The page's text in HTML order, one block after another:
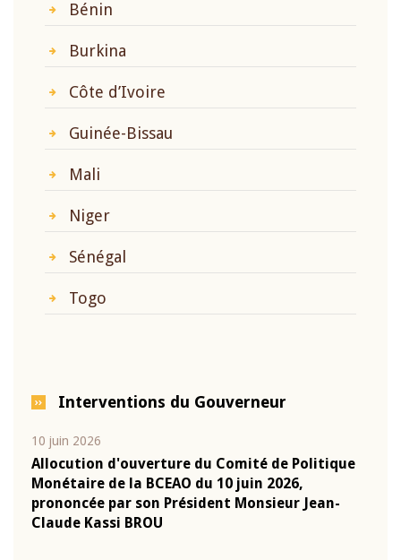
Bénin
Burkina
Côte d’Ivoire
Guinée-Bissau
Mali
Niger
Sénégal
Togo
Interventions du Gouverneur
10 juin 2026
Allocution d'ouverture du Comité de Politique
Monétaire de la BCEAO du 10 juin 2026,
prononcée par son Président Monsieur Jean-
Claude Kassi BROU